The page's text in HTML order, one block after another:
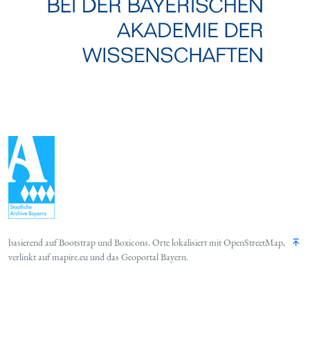
basierend aufBootstrapundBoxicons. Orte lokalisiert mitOpenStreetMap,
verlinkt aufmapire.euund das Geoportal Bayern.